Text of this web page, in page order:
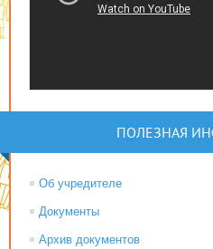
ПОЛЕЗНАЯ
Об учредителе
Документы
Архив документов